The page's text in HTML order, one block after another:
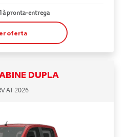
à pronta-entrega
oferta
DUPLA
AT 2026